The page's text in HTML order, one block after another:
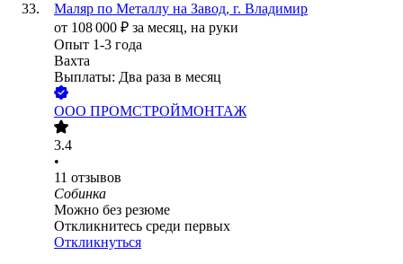
Маляр по Металлу на Завод, г. Владимир
от 108 000 ₽ за месяц, на руки
Опыт 1-3 года
Вахта
Выплаты: Два раза в месяц
ООО ПРОМСТРОЙМОНТАЖ
3.4
•
11 отзывов
Собинка
Можно без резюме
Откликнитесь среди первых
Откликнуться